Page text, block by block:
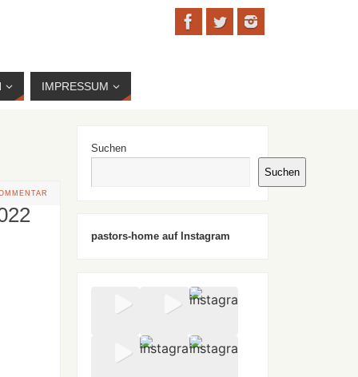
IMPRESSUM
Suchen
Suchen
pastors-home auf Instagram